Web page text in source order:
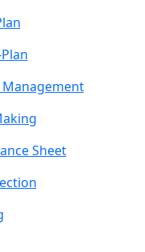
Management
Sheet